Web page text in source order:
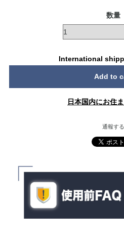
数量
International
Add to
日本国内にお住
通報する